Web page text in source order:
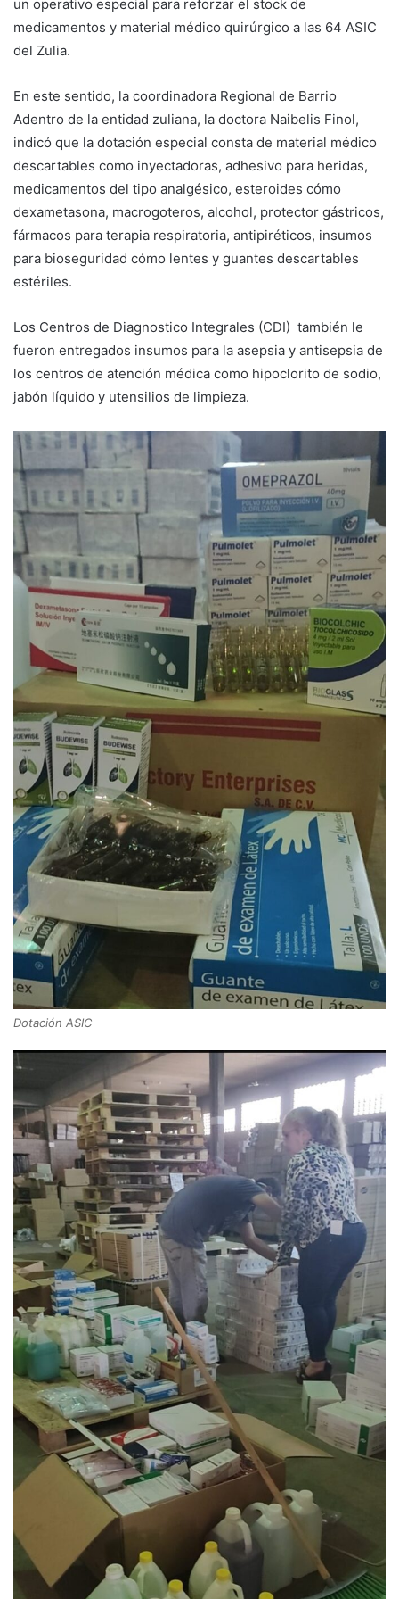
un operativo especial para reforzar el stock de
medicamentos y material médico quirúrgico a las 64 ASIC
del Zulia.
En este sentido, la coordinadora Regional de Barrio
Adentro de la entidad zuliana, la doctora Naibelis Finol,
indicó que la dotación especial consta de material médico
descartables como inyectadoras, adhesivo para heridas,
medicamentos del tipo analgésico, esteroides cómo
dexametasona, macrogoteros, alcohol, protector gástricos,
fármacos para terapia respiratoria, antipiréticos, insumos
para bioseguridad cómo lentes y guantes descartables
estériles.
Los Centros de Diagnostico Integrales (CDI) también le
fueron entregados insumos para la asepsia y antisepsia de
los centros de atención médica como hipoclorito de sodio,
jabón líquido y utensilios de limpieza.
Dotación ASIC